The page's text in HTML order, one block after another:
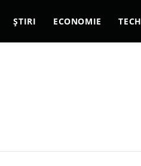
ȘTIRI ECONOMIE TECH